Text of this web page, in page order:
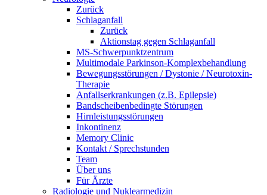
Zurück
Schlaganfall
Zurück
Aktionstag gegen Schlaganfall
MS-Schwerpunktzentrum
Multimodale Parkinson-Komplexbehandlung
Bewegungsstörungen / Dystonie / Neurotoxin-
Therapie
Anfallserkrankungen (z.B. Epilepsie)
Bandscheibenbedingte Störungen
Hirnleistungsstörungen
Inkontinenz
Memory Clinic
Kontakt / Sprechstunden
Team
Über uns
Für Ärzte
Radiologie und Nuklearmedizin